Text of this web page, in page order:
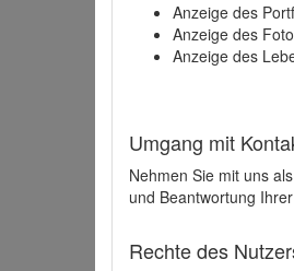
Anzeige des
Anzeige des
Anzeige des
Umgang mit
Nehmen Sie mit uns
und Beantwortung
Rechte des